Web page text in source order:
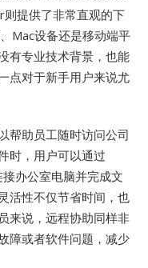
提供了非常直观的下
Mac设备还是移动端平
有专业技术背景，也能
点对于新手用户来说尤
帮助员工随时访问公司
时，用户可以通过
办公室电脑并完成文
活性不仅节省时间，也
来说，远程协助同样非
障或者软件问题，减少